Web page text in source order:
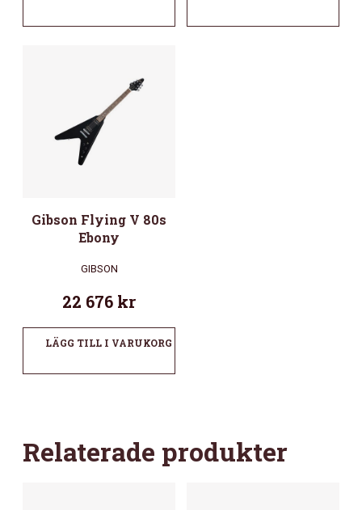
Gibson Flying V 80s
Ebony
GIBSON
22 676 kr
LÄGG TILL I VARUKORG
Relaterade produkter